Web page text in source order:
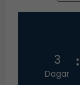
3
Dagar